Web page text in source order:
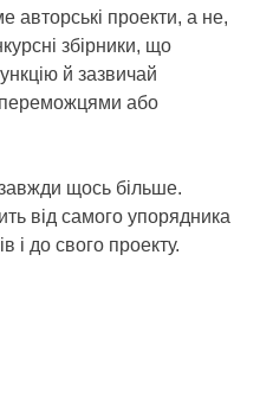
авторські проекти, а не,
збірники, що
й зазвичай
або
щось більше.
від самого упорядника
і до свого проекту.